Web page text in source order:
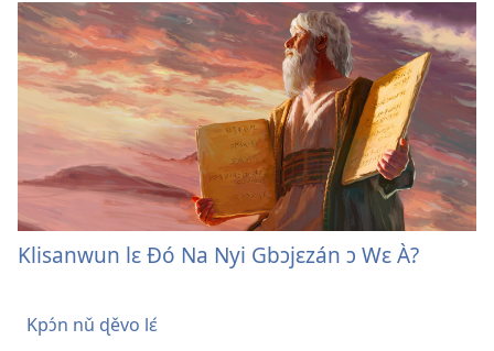
Klisanwun lɛ Ðó Na Nyi Gbɔjɛzán ɔ Wɛ À?
Kpɔ́n nǔ ɖěvo lɛ́